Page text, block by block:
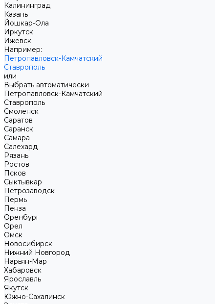
Калининград
Казань
Йошкар-Ола
Иркутск
Ижевск
Например:
Петропавловск-Камчатский
Ставрополь
или
Выбрать автоматически
Петропавловск-Камчатский
Ставрополь
Смоленск
Саратов
Саранск
Самара
Салехард
Рязань
Ростов
Псков
Сыктывкар
Петрозаводск
Пермь
Пенза
Оренбург
Орел
Омск
Новосибирск
Нижний Новгород
Нарьян-Мар
Хабаровск
Ярославль
Якутск
Южно-Сахалинск